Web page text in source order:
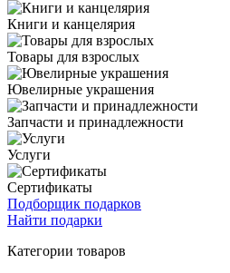
Книги и канцелярия
Товары для взрослых
Ювелирные украшения
Запчасти и принадлежности
Услуги
Сертификаты
Подборщик подарков
Найти подарки
Категории товаров